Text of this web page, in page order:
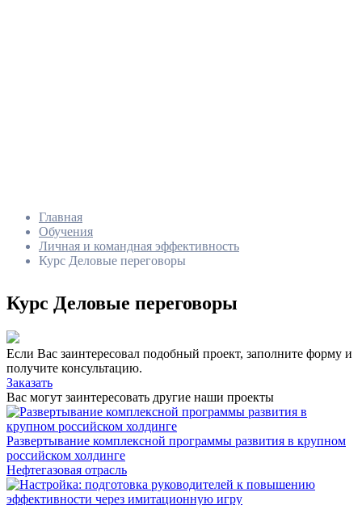
Главная
Обучения
Личная и командная эффективность
Курс Деловые переговоры
Курс Деловые переговоры
Если Вас заинтересовал подобный проект, заполните форму и
получите консультацию.
Заказать
Вас могут заинтересовать другие наши проекты
Развертывание комплексной программы развития в крупном
российском холдинге
Нефтегазовая отрасль